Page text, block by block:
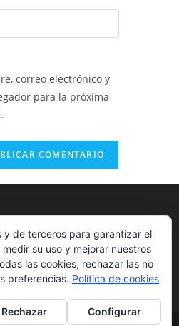
correo electrónico y
para la próxima
y de terceros para garantizar el
su uso y mejorar nuestros
las cookies, rechazar las no
preferencias. Política de cookies
Rechazar Configurar